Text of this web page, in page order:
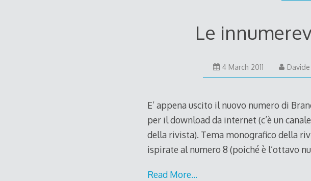
Le
4 March 20113
March
E’ appena uscito il nuovo numero di
per il download da internet (c’è un
della rivista). Tema monografico della
ispirate al numero 8 (poiché è l’ottavo
Read More…